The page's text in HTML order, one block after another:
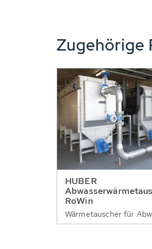
Zugehörige
HUBER
RoWin
Wärmetauscher für